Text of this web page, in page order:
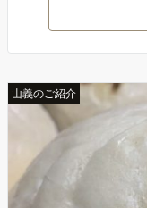
山義のご紹介